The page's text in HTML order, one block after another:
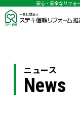
安心・安全なリフォ
ニュース
News